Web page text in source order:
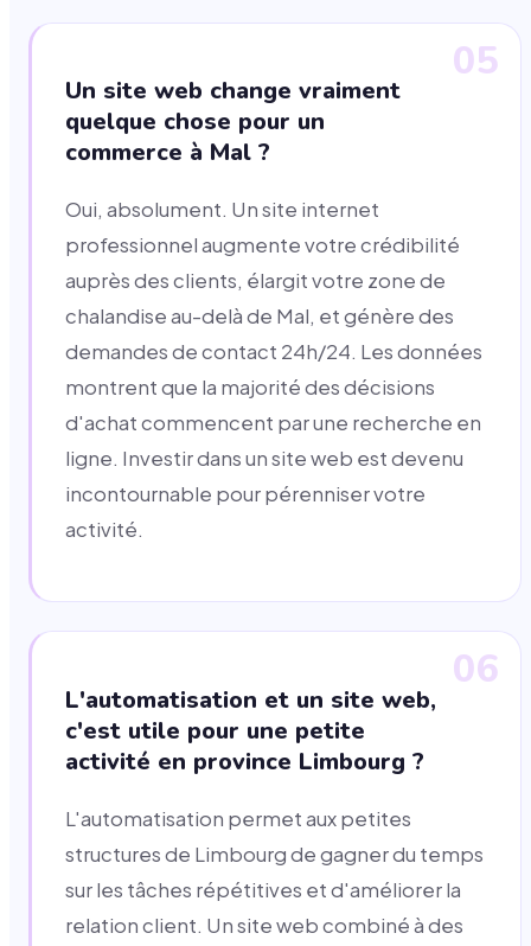
05
Un site web change vraiment
quelque chose pour un
commerce à Mal ?
Oui, absolument. Un site internet
professionnel augmente votre crédibilité
auprès des clients, élargit votre zone de
chalandise au-delà de Mal, et génère des
demandes de contact 24h/24. Les données
montrent que la majorité des décisions
d'achat commencent par une recherche en
ligne. Investir dans un site web est devenu
incontournable pour pérenniser votre
activité.
06
L'automatisation et un site web,
c'est utile pour une petite
activité en province Limbourg ?
L'automatisation permet aux petites
structures de Limbourg de gagner du temps
sur les tâches répétitives et d'améliorer la
relation client. Un site web combiné à des